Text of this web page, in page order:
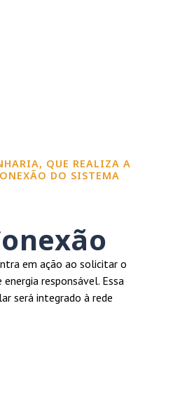
QUE REALIZA A
DO SISTEMA
em ação ao solicitar o
responsável. Essa
será integrado à rede